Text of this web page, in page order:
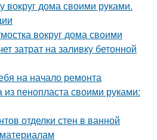
вокруг дома своими руками.
вокруг дома своими
затрат на заливку бетонной
на начало ремонта
из пенопласта своими руками:
отделки стен в ванной